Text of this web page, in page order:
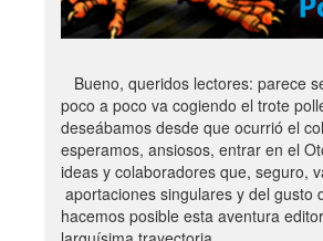
Bueno, queridos lectores: parece
poco a poco va cogiendo el trote
deseábamos desde que ocurrió el
esperamos, ansiosos, entrar en el
ideas y colaboradores que, seguro,
aportaciones singulares y del gusto
hacemos posible esta aventura